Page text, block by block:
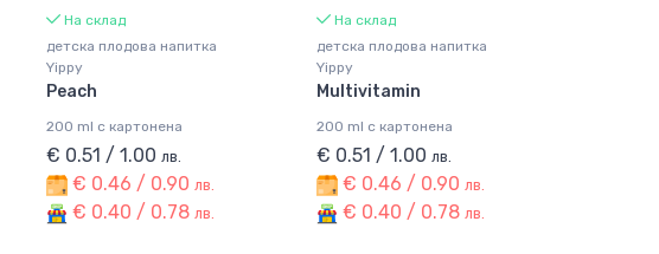
На склад
детска плодова напитка
Yippy
Peach
200 ml с картонена
€ 0.51 / 1.00 лв.
€ 0.46 / 0.90 лв.
€ 0.40 / 0.78 лв.
На склад
детска плодова напитка
Yippy
Multivitamin
200 ml с картонена
€ 0.51 / 1.00лв.
€ 0.46 / 0.90лв.
€ 0.40 / 0.78лв.